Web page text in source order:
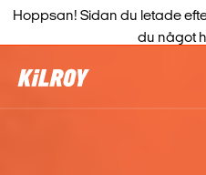
Hoppsan! Sidan du letade
du något